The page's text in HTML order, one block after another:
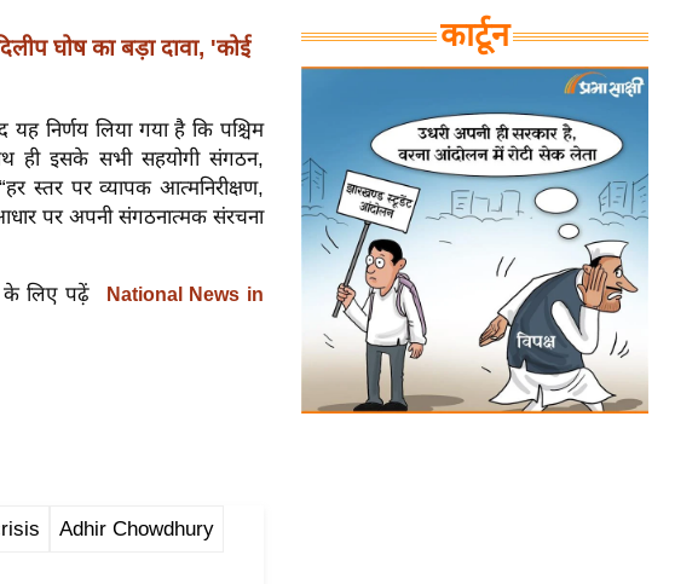
घोष का बड़ा दावा, 'कोई
यह निर्णय लिया गया है कि पश्चिम
ही इसके सभी सहयोगी संगठन,
स्तर पर व्यापक आत्मनिरीक्षण,
पर अपनी संगठनात्मक संरचना
के लिए पढ़ें
National News in
Adhir Chowdhury
कार्टून